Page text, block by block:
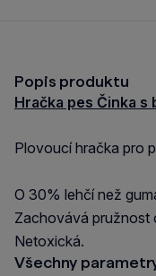
Popis produktu
Hračka pes Činka s
Plovoucí hračka pro
O 30% lehčí než
Zachovává pružnost
Netoxická.
Všechny